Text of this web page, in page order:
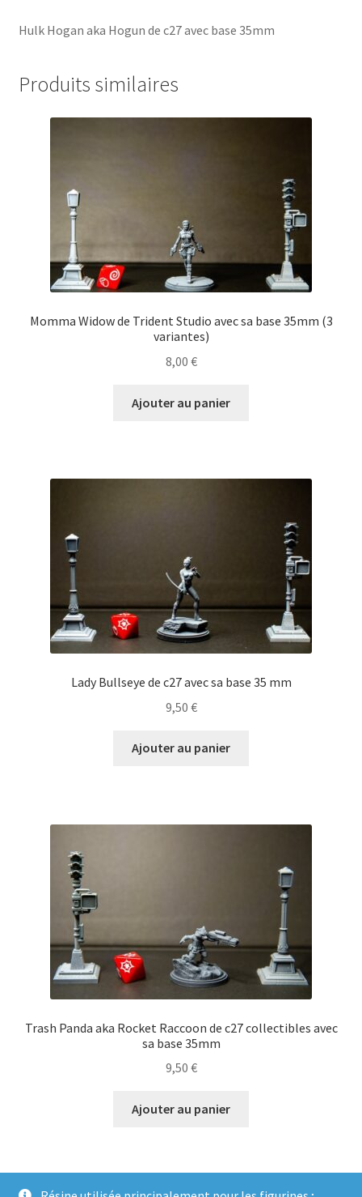
Hulk Hogan aka Hogun de c27 avec base 35mm
Produits similaires
Momma Widow de Trident Studio avec sa base 35mm (3
variantes)
8,00 €
Ajouter au panier
Lady Bullseye de c27 avec sa base 35 mm
9,50 €
Ajouter au panier
Trash Panda aka Rocket Raccoon de c27 collectibles avec
sa base 35mm
9,50 €
Ajouter au panier